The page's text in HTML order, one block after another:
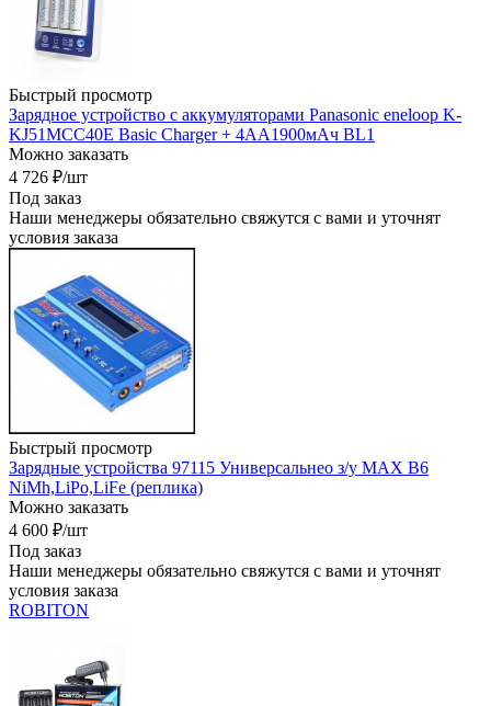
Быстрый просмотр
Зарядное устройство с аккумуляторами Panasonic eneloop K-
KJ51MCC40E Basic Charger + 4АА1900мАч BL1
Можно заказать
4 726 ₽/шт
Под заказ
Наши менеджеры обязательно свяжутся с вами и уточнят
условия заказа
Быстрый просмотр
Зарядные устройства 97115 Универсальнео з/у MAX B6
NiMh,LiPo,LiFe (реплика)
Можно заказать
4 600 ₽/шт
Под заказ
Наши менеджеры обязательно свяжутся с вами и уточнят
условия заказа
ROBITON